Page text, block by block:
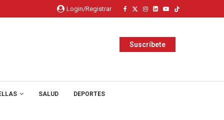
Login/Registrar
Suscríbete
SALUD DEPORTES